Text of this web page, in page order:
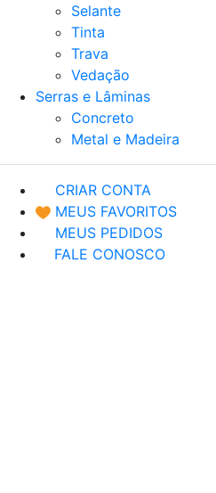
Selante
Tinta
Trava
Vedação
Serras e Lâminas
Concreto
Metal e Madeira
CRIAR CONTA
MEUS FAVORITOS
MEUS PEDIDOS
FALE CONOSCO